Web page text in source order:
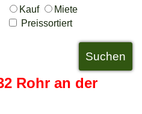
Kauf
Miete
Preissortiert
Rohr an der